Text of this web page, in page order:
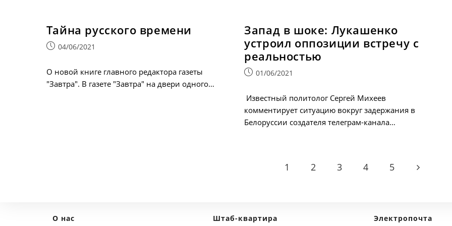
Тайна русского времени
Запись04/06/2021
О новой книге главного редактора газеты
"Завтра". В газете "Завтра" на двери одного…
Запад в шоке: Лукашенко
устроил оппозиции встречу с
реальностью
Запись01/06/2021
Известный политолог Сергей Михеев
комментирует ситуацию вокруг задержания в
Белоруссии создателя телеграм-канала…
1 2 3 4 5 Go to the
О нас Штаб-квартира Электропочта